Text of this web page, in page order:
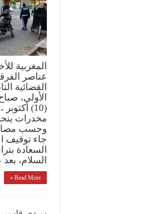
المغربية
عناصر
القضائية
الأولى،
(10)
مخدرات
وحسب مصادر
جاء توقيف
السعادة
السلام،
Read More »